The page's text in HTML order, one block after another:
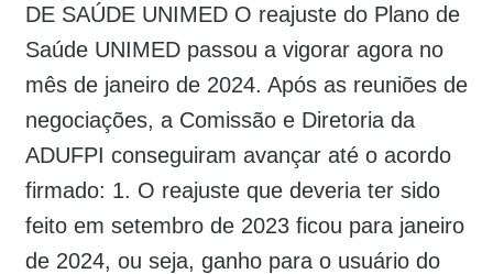
DE SAÚDE UNIMED O reajuste do Plano de
Saúde UNIMED passou a vigorar agora no
mês de janeiro de 2024. Após as reuniões de
negociações, a Comissão e Diretoria da
ADUFPI conseguiram avançar até o acordo
firmado: 1. O reajuste que deveria ter sido
feito em setembro de 2023 ficou para janeiro
de 2024, ou seja, ganho para o usuário do